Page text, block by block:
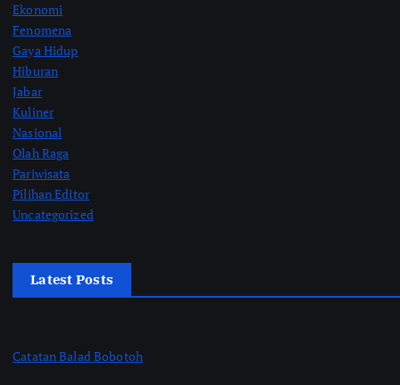
Ekonomi
Fenomena
Gaya Hidup
Hiburan
Jabar
Kuliner
Nasional
Olah Raga
Pariwisata
Pilihan Editor
Uncategorized
Latest Posts
Catatan Balad Bobotoh